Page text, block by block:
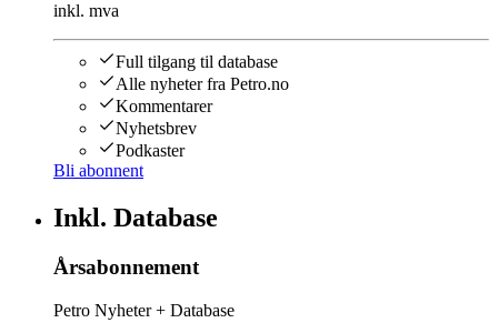
inkl. mva
Full tilgang til database
Alle nyheter fra Petro.no
Kommentarer
Nyhetsbrev
Podkaster
Bli abonnent
Inkl. Database
Årsabonnement
Petro Nyheter + Database